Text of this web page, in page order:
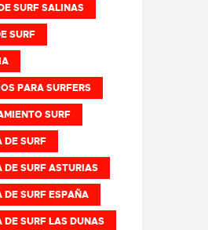
SURF SALINAS
SURF
PARA SURFERS
SURF
DE SURF
DE SURF ASTURIAS
DE SURF ESPAÑA
DE SURF LAS DUNAS